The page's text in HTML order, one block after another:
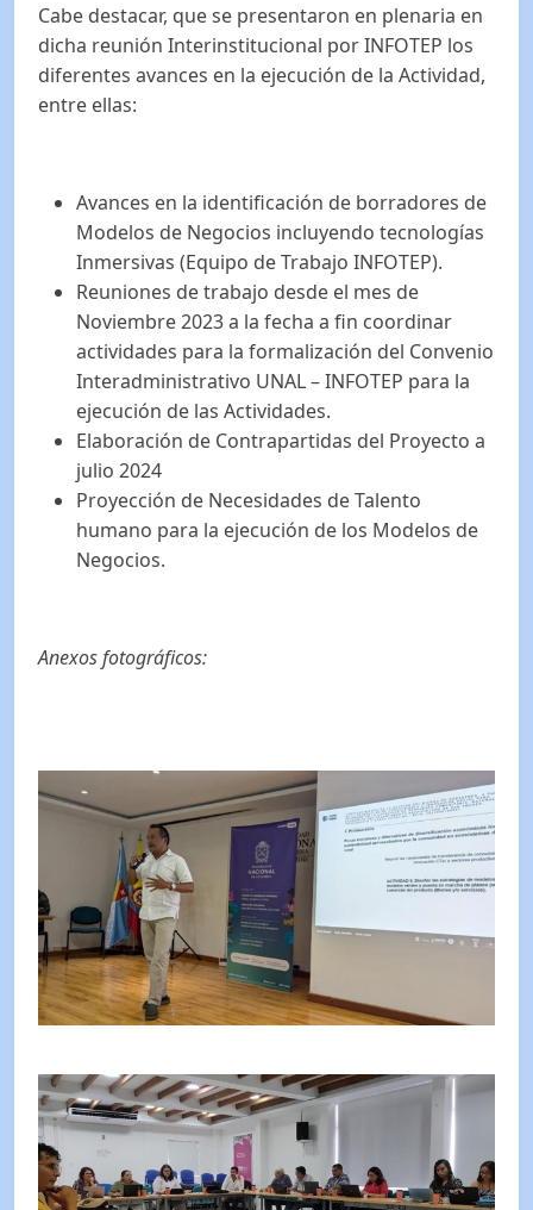
Cabe destacar, que se presentaron en plenaria en
dicha reunión Interinstitucional por INFOTEP los
diferentes avances en la ejecución de la Actividad,
entre ellas:
Avances en la identificación de borradores de
Modelos de Negocios incluyendo tecnologías
Inmersivas (Equipo de Trabajo INFOTEP).
Reuniones de trabajo desde el mes de
Noviembre 2023 a la fecha a fin coordinar
actividades para la formalización del Convenio
Interadministrativo UNAL – INFOTEP para la
ejecución de las Actividades.
Elaboración de Contrapartidas del Proyecto a
julio 2024
Proyección de Necesidades de Talento
humano para la ejecución de los Modelos de
Negocios.
Anexos fotográficos: